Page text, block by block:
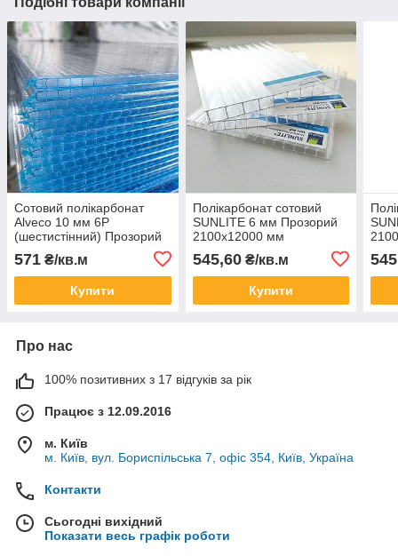
Сотовий полікарбонат
Alveco 10 мм 6P
(шестистінний) Прозорий
571 ₴/кв.м
Купити
Полікарбонат сотовий
SUNLITE 6 мм Прозорий
2100x12000 мм
545,60₴/кв.м
Купити
Про нас
100% позитивних з 17 відгуків за рік
Працює з 12.09.2016
м. Київ
м. Київ, вул. Бориспільська 7, офіс 354, Київ, Україна
Контакти
Сьогодні вихідний
Показати весь графік роботи